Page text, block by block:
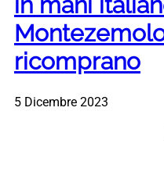
ricomprano
5 Dicembre 2023